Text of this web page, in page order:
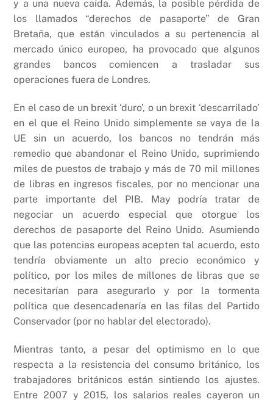
y a una nueva caída. Además, la posible pérdida de
los llamados “derechos de pasaporte” de Gran
Bretaña, que están vinculados a su pertenencia al
mercado único europeo, ha provocado que algunos
grandes bancos comiencen a trasladar sus
operaciones fuera de Londres.
En el caso de un brexit ‘duro’, o un brexit ‘descarrilado’
en el que el Reino Unido simplemente se vaya de la
UE sin un acuerdo, los bancos no tendrán más
remedio que abandonar el Reino Unido, suprimiendo
miles de puestos de trabajo y más de 70 mil millones
de libras en ingresos fiscales, por no mencionar una
parte importante del PIB. May podría tratar de
negociar un acuerdo especial que otorgue los
derechos de pasaporte del Reino Unido. Asumiendo
que las potencias europeas acepten tal acuerdo, esto
tendría obviamente un alto precio económico y
político, por los miles de millones de libras que se
necesitarían para asegurarlo y por la tormenta
política que desencadenaría en las filas del Partido
Conservador (por no hablar del electorado).
Mientras tanto, a pesar del optimismo en lo que
respecta a la resistencia del consumo británico, los
trabajadores británicos están sintiendo los ajustes.
Entre 2007 y 2015, los salarios reales cayeron un